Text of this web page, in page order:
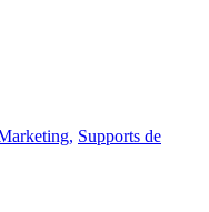
Supports de